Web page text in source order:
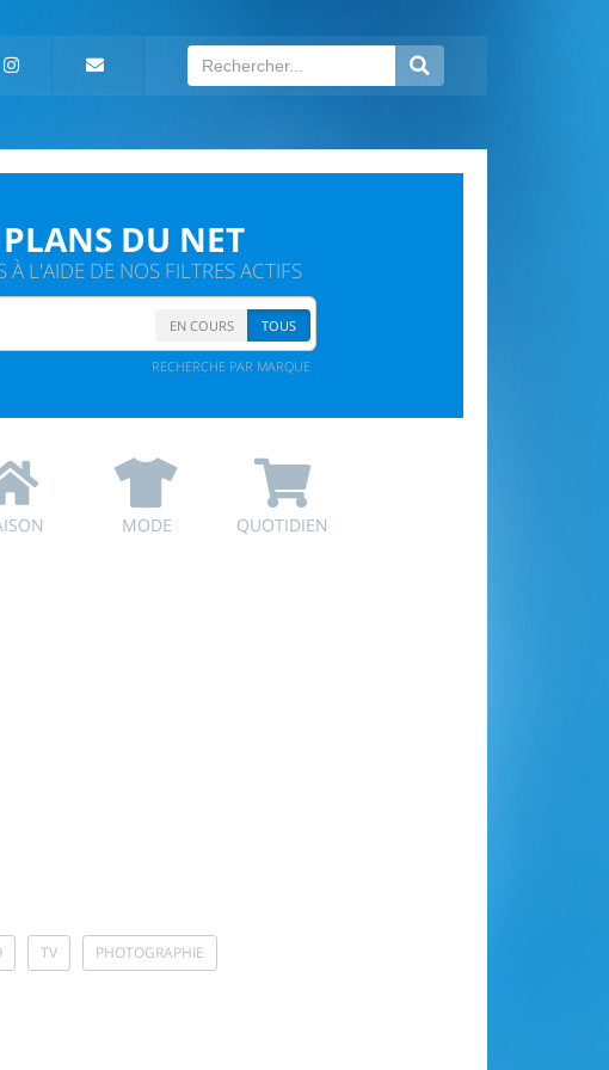
DU NET
À L'AIDE DE NOS FILTRES ACTIFS
EN COURS TOUS
RECHERCHE PAR MARQUE
MODE QUOTIDIEN
TV PHOTOGRAPHIE